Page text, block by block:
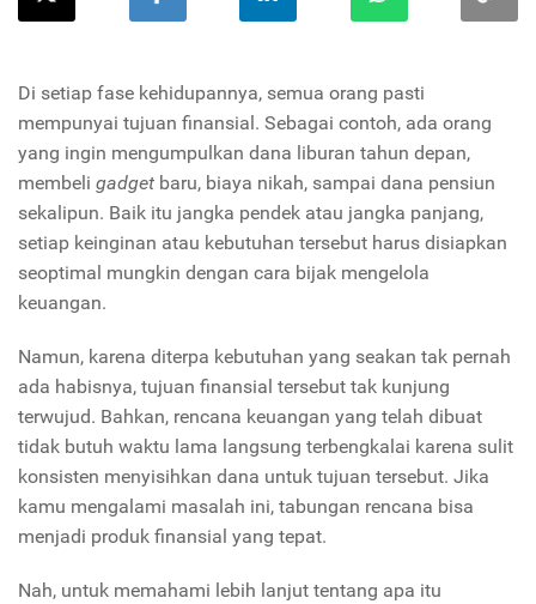
Di setiap fase kehidupannya, semua orang pasti
mempunyai tujuan finansial. Sebagai contoh, ada orang
yang ingin mengumpulkan dana liburan tahun depan,
membeli gadget baru, biaya nikah, sampai dana pensiun
sekalipun. Baik itu jangka pendek atau jangka panjang,
setiap keinginan atau kebutuhan tersebut harus disiapkan
seoptimal mungkin dengan cara bijak mengelola
keuangan.
Namun, karena diterpa kebutuhan yang seakan tak pernah
ada habisnya, tujuan finansial tersebut tak kunjung
terwujud. Bahkan, rencana keuangan yang telah dibuat
tidak butuh waktu lama langsung terbengkalai karena sulit
konsisten menyisihkan dana untuk tujuan tersebut. Jika
kamu mengalami masalah ini, tabungan rencana bisa
menjadi produk finansial yang tepat.
Nah, untuk memahami lebih lanjut tentang apa itu